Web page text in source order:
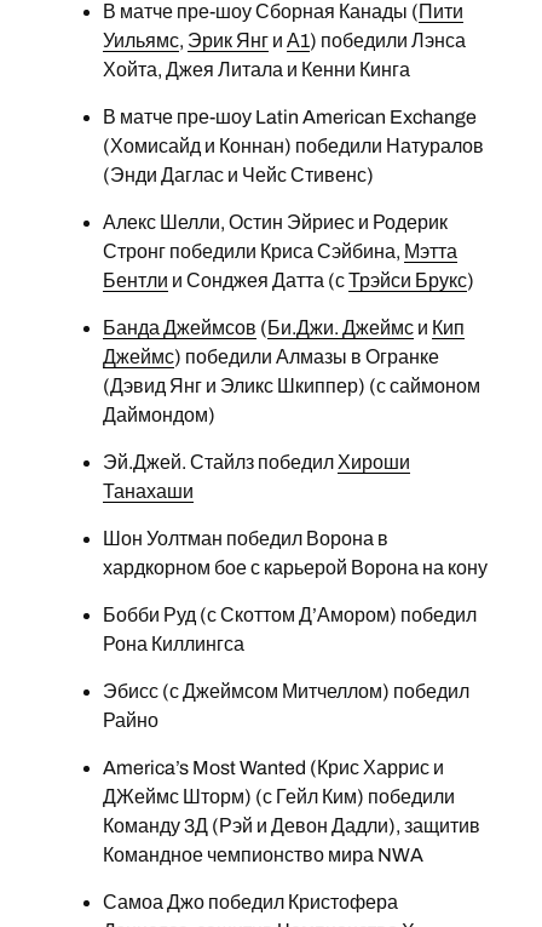
В матче пре-шоу Сборная Канады (Пити
Уильямс, Эрик Янги А1) победили Лэнса
Хойта, Джея Литала и Кенни Кинга
В матче пре-шоу Latin American Exchange
(Хомисайд и Коннан) победили Натуралов
(Энди Даглас и Чейс Стивенс)
Алекс Шелли, Остин Эйриес и Родерик
Стронг победили Криса Сэйбина, Мэтта
Бентли и Сонджея Датта (сТрэйси Брукс)
Банда Джеймсов (Би.Джи. Джеймси Кип
Джеймс) победили Алмазы в Огранке
(Дэвид Янг и Эликс Шкиппер) (с саймоном
Даймондом)
Эй.Джей. Стайлз победил Хироши
Танахаши
Шон Уолтман победил Ворона в
хардкорном бое с карьерой Ворона на кону
Бобби Руд (с Скоттом Д’Амором) победил
Рона Киллингса
Эбисс (с Джеймсом Митчеллом) победил
Райно
America’s Most Wanted (Крис Харрис и
ДЖеймс Шторм) (с Гейл Ким) победили
Команду 3Д (Рэй и Девон Дадли), защитив
Командное чемпионство мира NWA
Самоа Джо победил Кристофера